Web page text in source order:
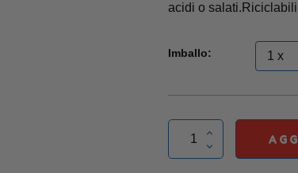
acidi o
Imballo: